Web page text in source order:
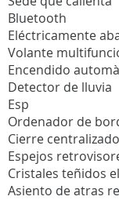
Bluetooth
Eléctricamente
Volante
Encendido
Detector de lluvia
Esp
Ordenador de
Cierre centralizado
Espejos
Cristales teñidos
Asiento de atras